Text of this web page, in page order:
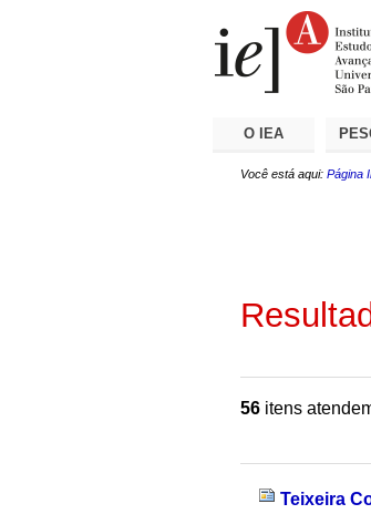
O IEA
Você está aqui: Página
56 itens
Teixeira